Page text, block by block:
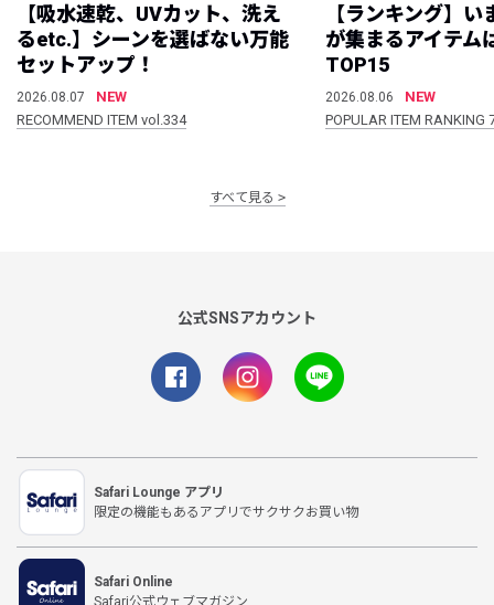
【吸水速乾、UVカット、洗え
るetc.】シーンを選ばない万能
セットアップ！
2026.08.07
NEW
RECOMMEND ITEM vol.334
【ランキング】
が集まるアイテム
TOP15
2026.08.06
NEW
POPULAR ITEM
すべて見る
公式SNSアカウント
Safari Lounge アプリ
限定の機能もあるアプリでサクサクお買い物
Safari Online
Safari公式ウェブマガジン